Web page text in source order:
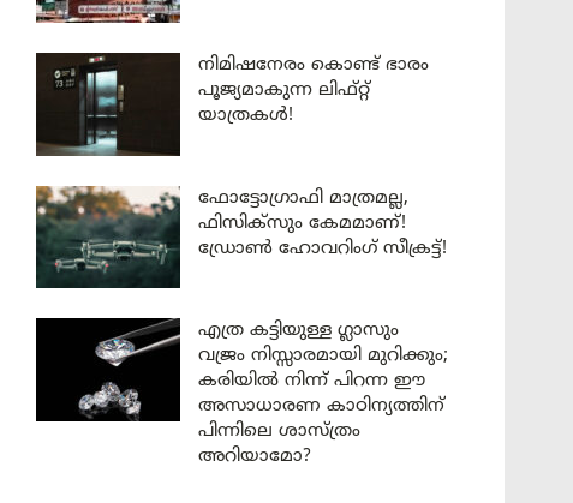
നിമിഷനേരം കൊണ്ട് ഭാരം
പൂജ്യമാകുന്ന ലിഫ്റ്റ്
യാത്രകൾ!
ഫോട്ടോഗ്രാഫി മാത്രമല്ല,
ഫിസിക്സും കേമമാണ്!
ഡ്രോൺ ഹോവറിംഗ് സീക്രട്ട്!
എത്ര കട്ടിയുള്ള ഗ്ലാസും
വജ്രം നിസ്സാരമായി മുറിക്കും;
കരിയിൽ നിന്ന് പിറന്ന ഈ
അസാധാരണ കാഠിന്യത്തിന്
പിന്നിലെ ശാസ്ത്രം
അറിയാമോ?